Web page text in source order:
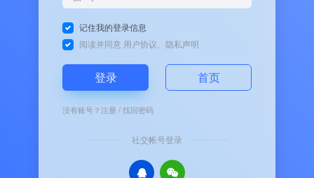
记住我的登录信息
阅读并同意 用户协议 隐私声明
登录 首页
没有账号？注册/找回密码
社交帐号登录